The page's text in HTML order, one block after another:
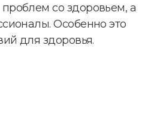
со здоровьем, а
Особенно это
для здоровья.